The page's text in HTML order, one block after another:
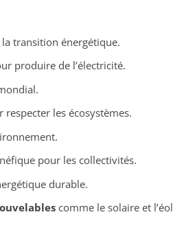
transition énergétique.
produire de l’électricité.
les écosystèmes.
pour les collectivités.
durable.
comme le solaire et